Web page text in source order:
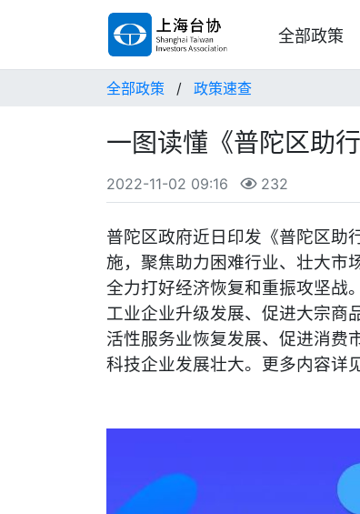
全部政策
全部政策 / 政策速查
一图读懂《普陀区助
2022-11-02 09:16 232
普陀区政府近日印发《普陀区助
施，聚焦助力困难行业、壮大市
全力打好经济恢复和重振攻坚战
工业企业升级发展、促进大宗商
活性服务业恢复发展、促进消费
科技企业发展壮大。更多内容详